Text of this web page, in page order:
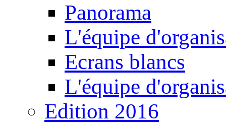
Panorama
L'équipe
Ecrans blancs
L'équipe
Edition 2016